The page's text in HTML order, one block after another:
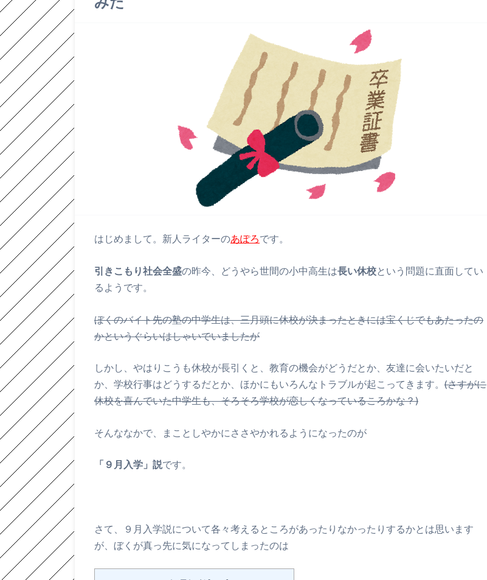
はじめまして。新人ライターのあぽろです。
引きこもり社会全盛の昨今、どうやら世間の小中高生は長い休校という問題に直面してい
るようです。
ぼくのバイト先の塾の中学生は、三月頭に休校が決まったときには宝くじでもあたったの
かというぐらいはしゃいでいましたが
しかし、やはりこうも休校が長引くと、教育の機会がどうだとか、友達に会いたいだと
か、学校行事はどうするだとか、ほかにもいろんなトラブルが起こってきます。 (さすがに
休校を喜んでいた中学生も、そろそろ学校が恋しくなっているころかな？)
そんななかで、まことしやかにささやかれるようになったのが
「９月入学」説です。
さて、９月入学説について各々考えるところがあったりなかったりするかとは思います
が、ぼくが真っ先に気になってしまったのは